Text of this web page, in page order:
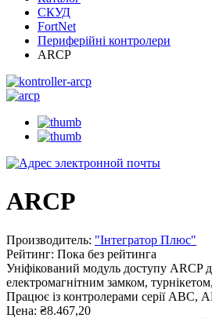
СКУД
FortNet
Периферійні контролери
ARCP
ARCP
Производитель: "Інтегратор Плюс"
Рейтинг: Пока без рейтинга
Уніфікований модуль доступу ARCP
електромагнітним замком,
Працює із контролерами серії АВС,
Цена: ₴8.467,20